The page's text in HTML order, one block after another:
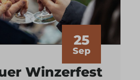
25
Sep
Winzerfest